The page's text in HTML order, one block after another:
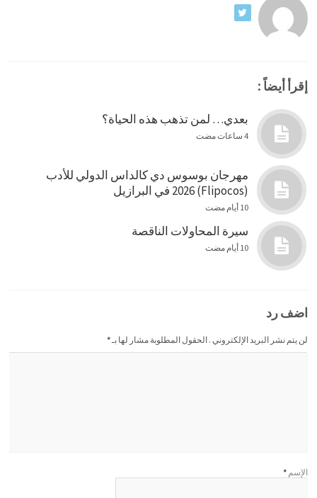
إقرأ أيضاً :
بعدي… لمن تذهب هذه الحياة؟
4 ساعات مضت
مهرجان بوسوس دي كالداس الدولي للأدب
(Flipocos) 2026 في البرازيل
10 أيام مضت
سيرة المحاولات الناقصة
10 أيام مضت
اضف رد
لن يتم نشر البريد الإلكتروني . الحقول المطلوبة مشار لها بـ*
الإسم *